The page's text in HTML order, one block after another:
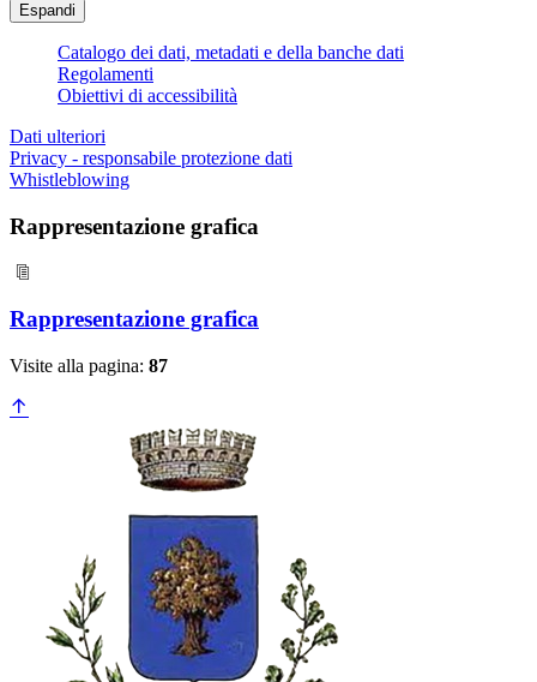
Espandi
Catalogo dei dati, metadati e della banche dati
Regolamenti
Obiettivi di accessibilità
Dati ulteriori
Privacy - responsabile protezione dati
Whistleblowing
Rappresentazione grafica
Rappresentazione grafica
Visite alla pagina: 87